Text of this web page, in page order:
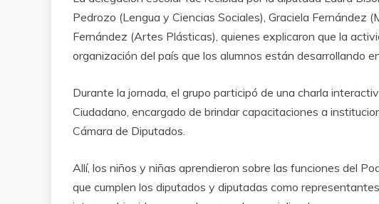
Pedrozo (Lengua y Ciencias Sociales), Graciela Fernández
Fernández (Artes Plásticas), quienes explicaron que la
organización del país que los alumnos están desarrollando
Durante la jornada, el grupo participó de una charla
Ciudadano, encargado de brindar capacitaciones a
Cámara de Diputados.
Allí, los niños y niñas aprendieron sobre las funciones del
que cumplen los diputados y diputadas como